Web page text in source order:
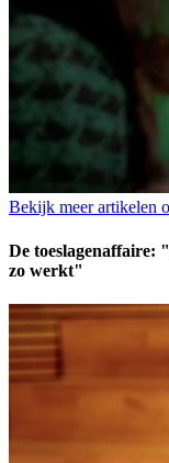
Bekijk meer artikelen
De toeslagenaffaire:
zo werkt"